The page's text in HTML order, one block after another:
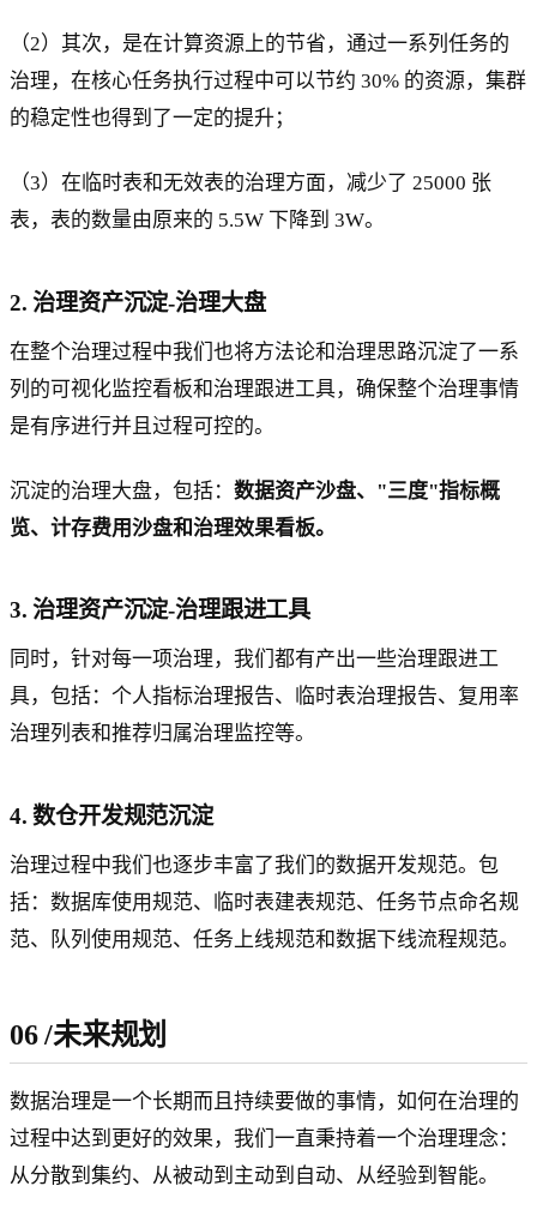
（2）其次，是在计算资源上的节省，通过一系列任务的
治理，在核心任务执行过程中可以节约 30% 的资源，集群
的稳定性也得到了一定的提升；
（3）在临时表和无效表的治理方面，减少了 25000 张
表，表的数量由原来的 5.5W 下降到 3W。
2. 治理资产沉淀-治理大盘
在整个治理过程中我们也将方法论和治理思路沉淀了一系
列的可视化监控看板和治理跟进工具，确保整个治理事情
是有序进行并且过程可控的。
沉淀的治理大盘，包括： 数据资产沙盘、"三度"指标概
览、计存费用沙盘和治理效果看板。
3. 治理资产沉淀-治理跟进工具
同时，针对每一项治理，我们都有产出一些治理跟进工
具，包括：个人指标治理报告、临时表治理报告、复用率
治理列表和推荐归属治理监控等。
4. 数仓开发规范沉淀
治理过程中我们也逐步丰富了我们的数据开发规范。包
括：数据库使用规范、临时表建表规范、任务节点命名规
范、队列使用规范、任务上线规范和数据下线流程规范。
06/未来规划
数据治理是一个长期而且持续要做的事情，如何在治理的
过程中达到更好的效果，我们一直秉持着一个治理理念：
从分散到集约、从被动到主动到自动、从经验到智能。